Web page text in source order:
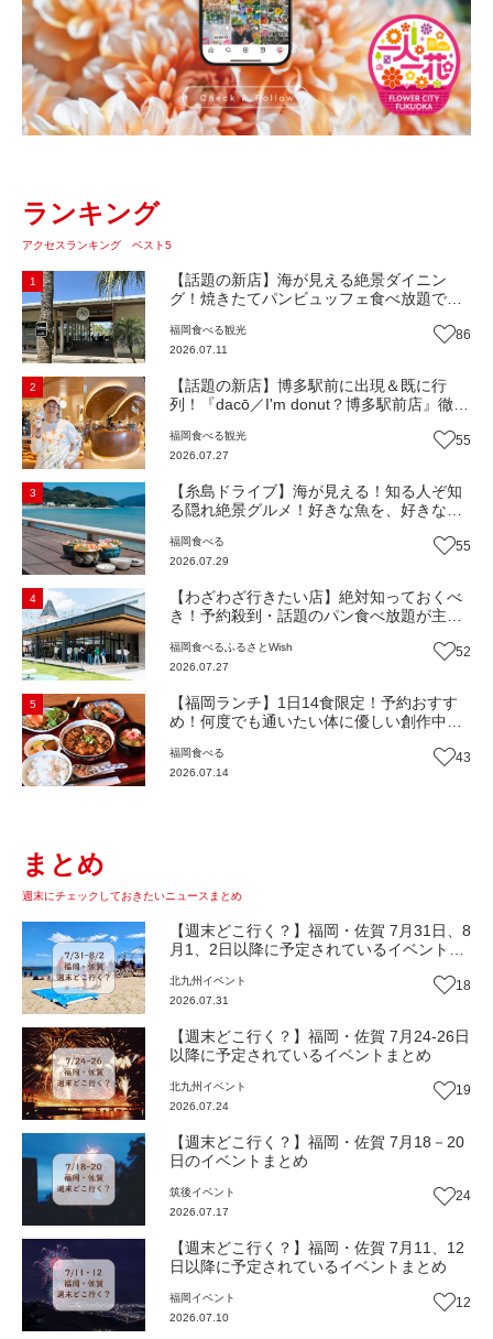
ランキング
アクセスランキング ベスト5
1
【話題の新店】海が見える絶景ダイニン
グ！焼きたてパンビュッフェ食べ放題で大
Beach Cafe』（福岡・糸島市）【まち歩
き】
福岡食べる観光
2026.07.11
86
2
【話題の新店】博多駅前に出現＆既に行
列！『dacō／I'm donut？博多駅前店』徹底
しみ方＆イチオシメニューも紹介！（福岡
市博多区）【まち歩き】
福岡食べる観光
2026.07.27
55
3
【糸島ドライブ】海が見える！知る人ぞ知
る隠れ絶景グルメ！好きな魚を、好きなだ
堂』（福岡市西区）【まち歩き】
福岡食べる
2026.07.29
55
4
【わざわざ行きたい店】絶対知っておくべ
き！予約殺到・話題のパン食べ放題が主
『bound garden』（福岡・新宮町）【まち
歩き】
福岡食べるふるさとWish
2026.07.27
52
5
【福岡ランチ】1日14食限定！予約おすす
め！何度でも通いたい体に優しい創作中華
【まち歩き】
福岡食べる
2026.07.14
43
まとめ
週末にチェックしておきたいニュースまとめ
【週末どこ行く？】福岡・佐賀 7月31日、8
月1、2日以降に予定されているイベントま
北九州 イベント
2026.07.31
18
【週末どこ行く？】福岡・佐賀 7月24-26日
以降に予定されているイベントまとめ
北九州 イベント
2026.07.24
19
【週末どこ行く？】福岡・佐賀 7月18－20
日のイベントまとめ
筑後イベント
2026.07.17
24
【週末どこ行く？】福岡・佐賀 7月11、12
日以降に予定されているイベントまとめ
福岡 イベント
2026.07.10
12